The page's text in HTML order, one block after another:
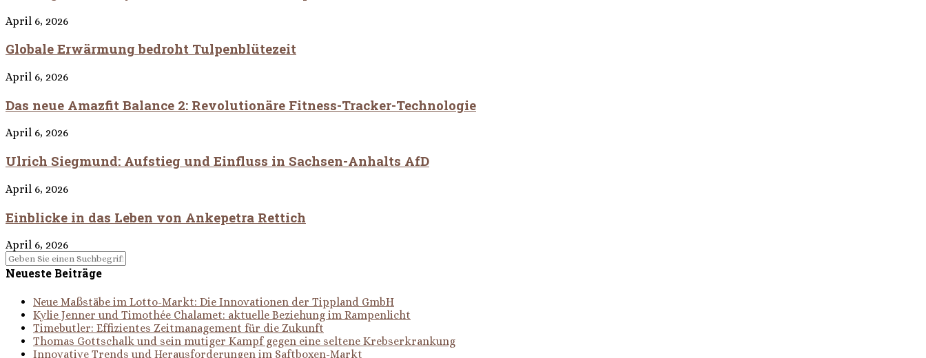
April 6, 2026
Globale Erwärmung bedroht Tulpenblütezeit
April 6, 2026
Das neue Amazfit Balance 2: Revolutionäre Fitness-Tracker-Technologie
April 6, 2026
Ulrich Siegmund: Aufstieg und Einfluss in Sachsen-Anhalts AfD
April 6, 2026
Einblicke in das Leben von Ankepetra Rettich
April 6, 2026
Neueste Beiträge
Neue Maßstäbe im Lotto-Markt: Die Innovationen der Tippland GmbH
Kylie Jenner und Timothée Chalamet: aktuelle Beziehung im Rampenlicht
Timebutler: Effizientes Zeitmanagement für die Zukunft
Thomas Gottschalk und sein mutiger Kampf gegen eine seltene Krebserkrankung
Innovative Trends und Herausforderungen im Saftboxen-Markt